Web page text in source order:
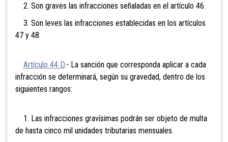
2. Son graves las infracciones señaladas en el artículo 46.
3. Son leves las infracciones establecidas en los artículos
47 y 48.
Artículo 44 D.- La sanción que corresponda aplicar a cada
infracción se determinará, según su gravedad, dentro de los
siguientes rangos:
1. Las infracciones gravísimas podrán ser objeto de multa
de hasta cinco mil unidades tributarias mensuales.